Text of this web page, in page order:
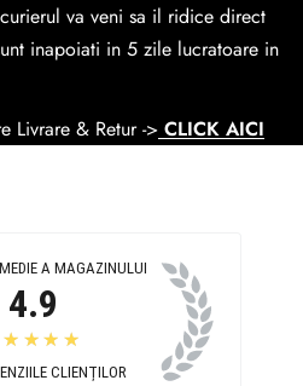
pentru o comanda mai mica de
de peste 390 lei.
va veni sa il ridice direct
inapoiati in 5 zile lucratoare in
Livrare & Retur -> CLICK AICI
A MAGAZINULUI
4.9
CLIENȚILOR